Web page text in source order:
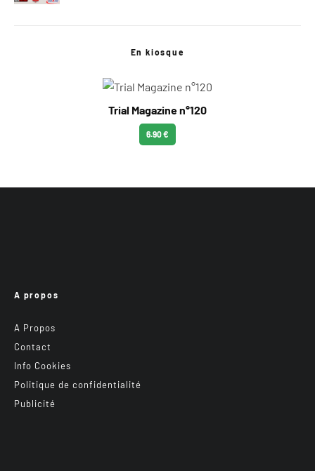
En kiosque
Trial Magazine n°120
6.90 €
A propos
A Propos
Contact
Info Cookies
Politique de confidentialité
Publicité